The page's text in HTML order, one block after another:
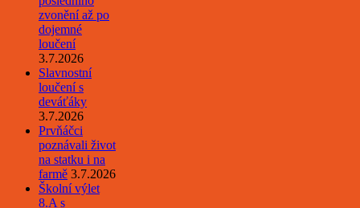
zvonění až po
dojemné
loučení
3.7.2026
Slavnostní
loučení s
deváťáky
3.7.2026
Prvňáčci
poznávali život
na statku i na
farmě 3.7.2026
Školní výlet
8.A s